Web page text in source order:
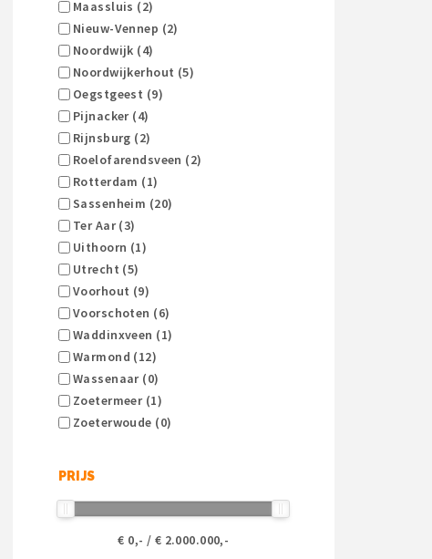
Maassluis (2)
Nieuw-Vennep (2)
Noordwijk (4)
Noordwijkerhout (5)
Oegstgeest (9)
Pijnacker (4)
Rijnsburg (2)
Roelofarendsveen (2)
Rotterdam (1)
Sassenheim (20)
Ter Aar (3)
Uithoorn (1)
Utrecht (5)
Voorhout (9)
Voorschoten (6)
Waddinxveen (1)
Warmond (12)
Wassenaar (0)
Zoetermeer (1)
Zoeterwoude (0)
PRIJS
€ 0,- / € 2.000.000,-